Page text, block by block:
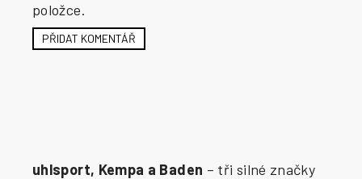
položce.
PŘIDAT KOMENTÁŘ
uhlsport, Kempa a Baden – tři silné značky